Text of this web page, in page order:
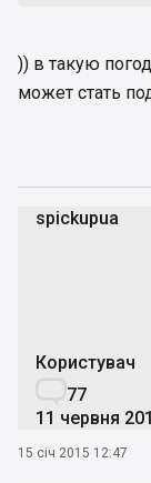
)) в такую
может стать
spickupua
Користувач
77
11 червня
15 січ 2015 12:47